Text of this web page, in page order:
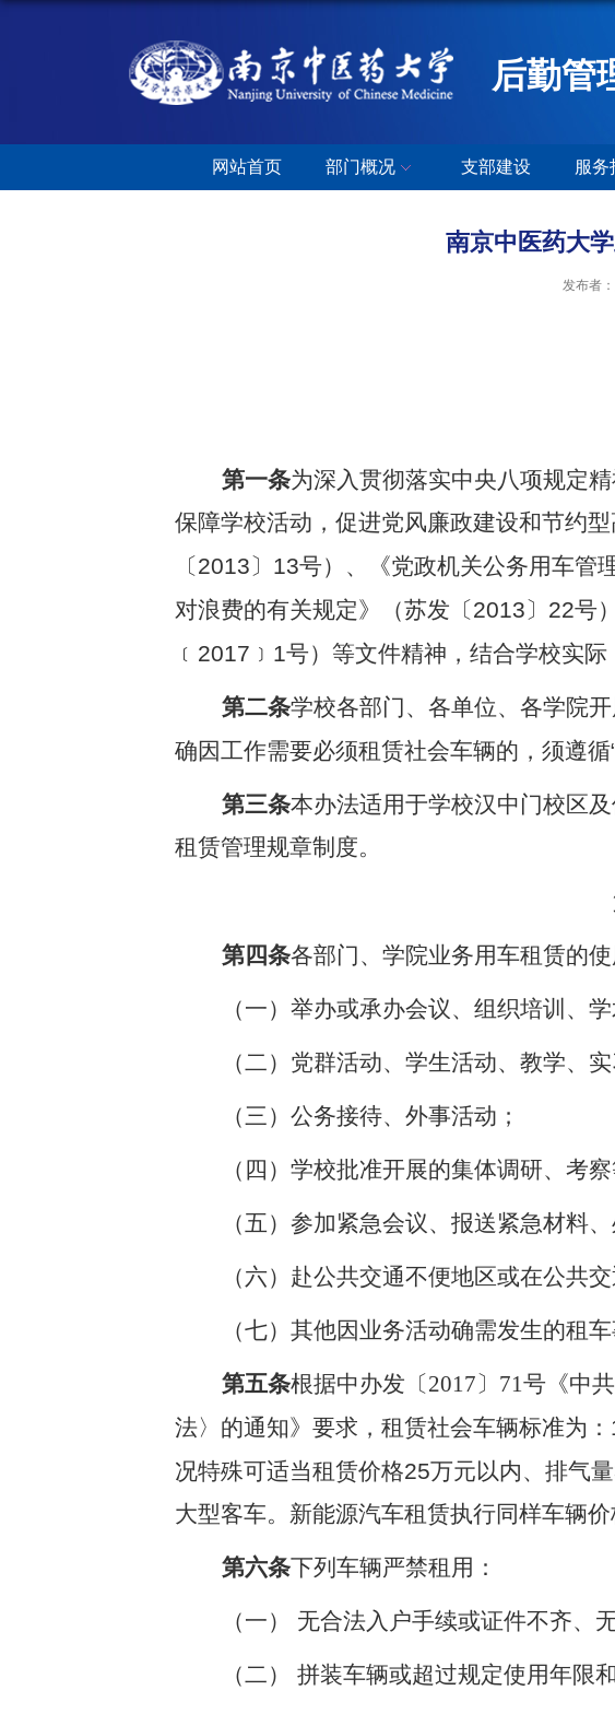
后勤管
网站首页 部门概况 支部建设 服务
南京中医药大
发布者
第一条为深入贯彻落实中央八项规定
保障学校活动，促进党风廉政建设和节约
〔2013〕 13号）、 《党政机关公务用车管
对浪费的有关规定》（苏发〔2013〕 22号
﹝ 2017 ﹞ 1号）等文件精神，结合学校实际
第二条学校各部门、各单位、各学院
确因工作需要必须租赁社会车辆的，须遵循
第三条本办法适用于学校汉中门校区
租赁管理规章制度。
第四条各部门、学院业务用车租赁的使
（一）举办或承办会议、组织培训、学
（二）党群活动、学生活动、教学、实
（三）公务接待、外事活动；
（四）学校批准开展的集体调研、考察
（五）参加紧急会议、报送紧急材料
（六）赴公共交通不便地区或在公共
（七）其他因业务活动确需发生的租车
第五条根据中办发〔2017〕 71号《中
法〉的通知》要求， 租赁社会车辆标准为：
况特殊可适当租赁价格25万元以内、排气量
大型客车。新能源汽车租赁执行同样车辆
第六条下列车辆严禁租用：
（一） 无合法入户手续或证件不齐、
（二） 拼装车辆或超过规定使用年限